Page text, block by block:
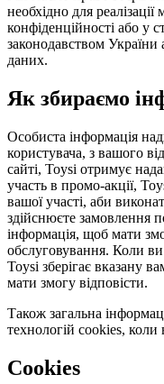
необхідно для
конфіденційності або у
законодавством
даних.
Як збираємо
Особиста інформація
користувача, з вашого
сайті, Toysi отримує
участь в промо-акції,
вашої участі, аби
здійснюєте замовлення
інформація, щоб мати
обслуговування. Коли
Toysi зберігає вказану
мати змогу відповісти.
Також загальна
технологій cookies, коли
Cookies